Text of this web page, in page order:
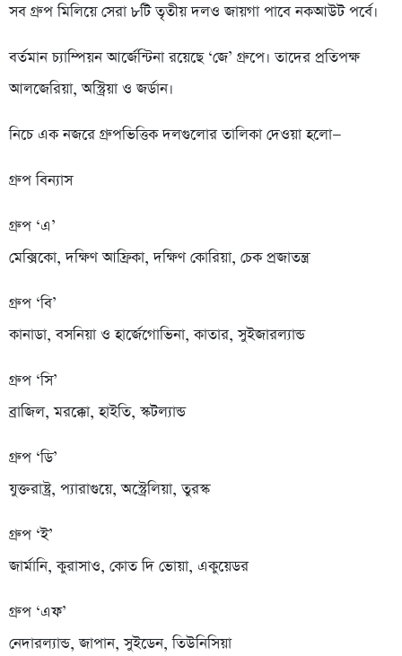
সব গ্রুপ মিলিয়ে সেরা ৮টি তৃতীয় দলও জায়গা পাবে নকআউট পর্বে।
বর্তমান চ্যাম্পিয়ন আর্জেন্টিনা রয়েছে ‘জে’ গ্রুপে। তাদের প্রতিপক্ষ
আলজেরিয়া, অস্ট্রিয়া ও জর্ডান।
নিচে এক নজরে গ্রুপভিত্তিক দলগুলোর তালিকা দেওয়া হলো—
গ্রুপ বিন্যাস
গ্রুপ ‘এ’
মেক্সিকো, দক্ষিণ আফ্রিকা, দক্ষিণ কোরিয়া, চেক প্রজাতন্ত্র
গ্রুপ ‘বি’
কানাডা, বসনিয়া ও হার্জেগোভিনা, কাতার, সুইজারল্যান্ড
গ্রুপ ‘সি’
ব্রাজিল, মরক্কো, হাইতি, স্কটল্যান্ড
গ্রুপ ‘ডি’
যুক্তরাষ্ট্র, প্যারাগুয়ে, অস্ট্রেলিয়া, তুরস্ক
গ্রুপ ‘ই’
জার্মানি, কুরাসাও, কোত দি ভোয়া, একুয়েডর
গ্রুপ ‘এফ’
নেদারল্যান্ড, জাপান, সুইডেন, তিউনিসিয়া